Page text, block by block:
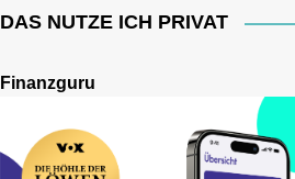
DAS NUTZE ICH PRIVAT
Finanzguru